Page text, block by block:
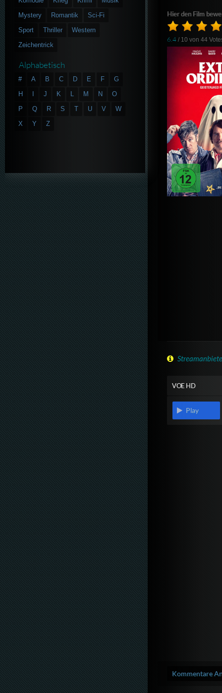
Hier den Film
6.4 / 10 von44
VOE HD
Play
Kommentare
Mystery
Romantik
Sci-Fi
Sport
Thriller
Western
Zeichentrick
Alphabetisch
# A B C D E F
G
H
J K L M N
O
P
Q R S T U V
W
X
Y Z